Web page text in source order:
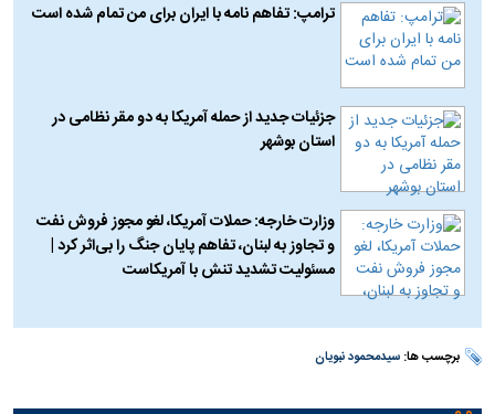
ترامپ: تفاهم نامه با ایران برای من تمام شده است
جزئیات جدید از حمله آمریکا به دو مقر نظامی در
استان بوشهر
وزارت خارجه: حملات آمریکا، لغو مجوز فروش نفت
و تجاوز به لبنان، تفاهم پایان جنگ را بی‌اثر کرد |
مسئولیت تشدید تنش با آمریکاست
برچسب ها:سیدمحمود نبویان